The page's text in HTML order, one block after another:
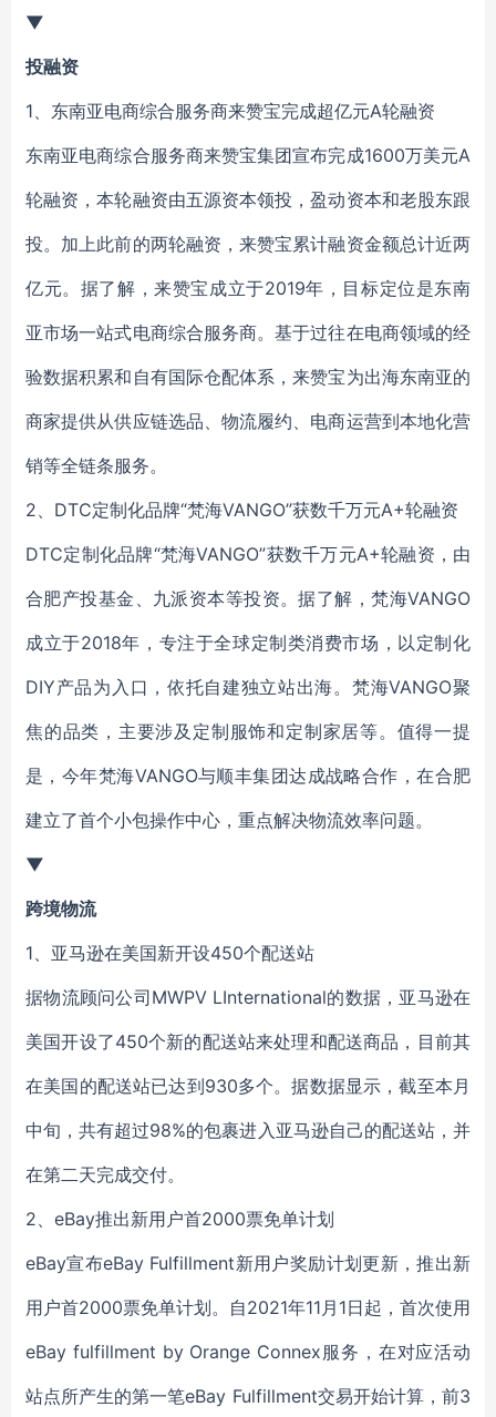
▼
投融资
1、东南亚电商综合服务商来赞宝完成超亿元A轮融资
东南亚电商综合服务商来赞宝集团宣布完成1600万美元A
轮融资，本轮融资由五源资本领投，盈动资本和老股东跟
投。加上此前的两轮融资，来赞宝累计融资金额总计近两
亿元。据了解，来赞宝成立于2019年，目标定位是东南
亚市场一站式电商综合服务商。基于过往在电商领域的经
验数据积累和自有国际仓配体系，来赞宝为出海东南亚的
商家提供从供应链选品、物流履约、电商运营到本地化营
销等全链条服务。
2、DTC定制化品牌“梵海VANGO”获数千万元A+轮融资
DTC定制化品牌“梵海VANGO”获数千万元A+轮融资，由
合肥产投基金、九派资本等投资。据了解，梵海VANGO
成立于2018年，专注于全球定制类消费市场，以定制化
DIY产品为入口，依托自建独立站出海。梵海VANGO聚
焦的品类，主要涉及定制服饰和定制家居等。值得一提
是，今年梵海VANGO与顺丰集团达成战略合作，在合肥
建立了首个小包操作中心，重点解决物流效率问题。
▼
跨境物流
1、亚马逊在美国新开设450个配送站
据物流顾问公司MWPV LInternational的数据，亚马逊在
美国开设了450个新的配送站来处理和配送商品，目前其
在美国的配送站已达到930多个。据数据显示，截至本月
中旬，共有超过98%的包裹进入亚马逊自己的配送站，并
在第二天完成交付。
2、eBay推出新用户首2000票免单计划
eBay宣布eBay Fulfillment新用户奖励计划更新，推出新
用户首2000票免单计划。自2021年11月1日起，首次使用
eBay fulfillment by Orange Connex服务，在对应活动
站点所产生的第一笔eBay Fulfillment交易开始计算，前3